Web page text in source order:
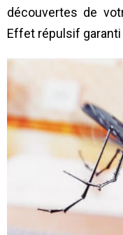
découvertes de
Effet répulsif garanti